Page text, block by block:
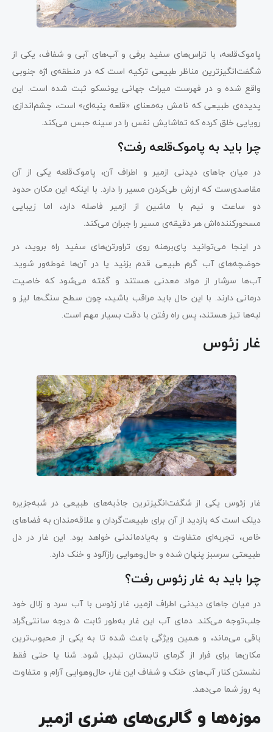
پاموک‌قلعه، با تراس‌های سفید برفی و آب‌های آبی و شفاف، یکی از
شگفت‌انگیزترین مناظر طبیعی ترکیه است که در منطقه‌ی اژه جنوبی
واقع شده و در فهرست میراث جهانی یونسکو ثبت شده است. این
پدیده‌ی طبیعی که نامش به‌معنای «قلعه پنبه‌ای» است، چشم‌اندازی
رویایی خلق کرده که تماشایش نفس را در سینه حبس می‌کند.
چرا باید به پاموک‌قلعه رفت؟
در میان جاهای دیدنی ازمیر و اطراف آن، پاموک‌قلعه یکی از آن
مقاصدی‌ست که ارزش طی‌کردن مسیر را دارد. با اینکه این مکان حدود
دو ساعت و نیم با ماشین از ازمیر فاصله دارد، اما زیبایی
مسحورکننده‌اش هر دقیقه‌ی مسیر را جبران می‌کند.
در اینجا می‌توانید پای‌برهنه روی تراورتن‌های سفید راه بروید، در
حوضچه‌های آب گرم طبیعی قدم بزنید یا در آن‌ها غوطه‌ور شوید.
آب‌ها سرشار از مواد معدنی هستند و گفته می‌شود که خاصیت
درمانی دارند. با این حال باید مراقب باشید، چون سطح سنگ‌ها لیز و
لبه‌ها تیز هستند، پس راه رفتن با دقت بسیار مهم است.
غار زئوس
غار زئوس یکی از شگفت‌انگیزترین جاذبه‌های طبیعی در شبه‌جزیره
دیلک است که بازدید از آن برای طبیعت‌گردان و علاقه‌مندان به فضاهای
خاص، تجربه‌ای متفاوت و به‌یادماندنی خواهد بود. این غار در دل
طبیعتی سرسبز پنهان شده و حال‌وهوایی رازآلود و خنک دارد.
چرا باید به غار زئوس رفت؟
در میان جاهای دیدنی اطراف ازمیر، غار زئوس با آب سرد و زلال خود
جلب‌توجه می‌کند. دمای آب این غار به‌طور ثابت ۵ درجه سانتی‌گراد
باقی می‌ماند، و همین ویژگی باعث شده تا به یکی از محبوب‌ترین
مکان‌ها برای فرار از گرمای تابستان تبدیل شود. شنا یا حتی فقط
نشستن کنار آب‌های خنک و شفاف این غار، حال‌وهوایی آرام و متفاوت
به روز شما می‌دهد.
موزه‌ها و گالری‌های هنری ازمیر